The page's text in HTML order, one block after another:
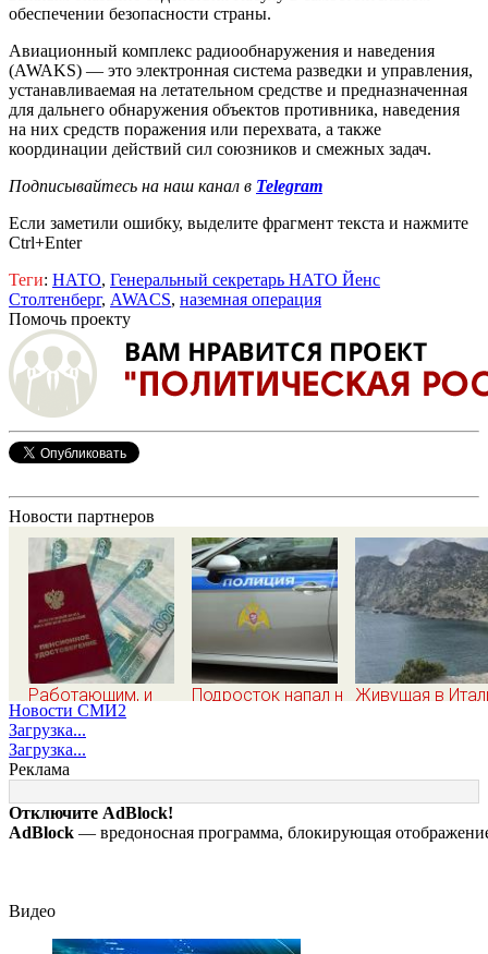
обеспечении безопасности страны.
Авиационный комплекс радиообнаружения и наведения
(AWAKS) — это электронная система разведки и управления,
устанавливаемая на летательном средстве и предназначенная
для дальнего обнаружения объектов противника, наведения
на них средств поражения или перехвата, а также
координации действий сил союзников и смежных задач.
Подписывайтесь на наш канал в Telegram
Если заметили ошибку, выделите фрагмент текста и нажмите
Ctrl+Enter
Теги: НАТО, Генеральный секретарь НАТО Йенс
Столтенберг, AWACS, наземная операция
Помочь проекту
Новости партнеров
Работающим, и
неработающим: по
27 400 рублей
вручат
пенсионерам в
сентябре -
PrimaMedia.ru
Подросток напал на
квартиру
Живущая в
Новости СМИ2
Загрузка...
Загрузка...
Реклама
Отключите AdBlock!
AdBlock — вредоносная программа, блокирующая
Видео